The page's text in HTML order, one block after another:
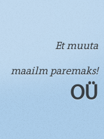
Et muuta
maailm paremaks!
OÜ